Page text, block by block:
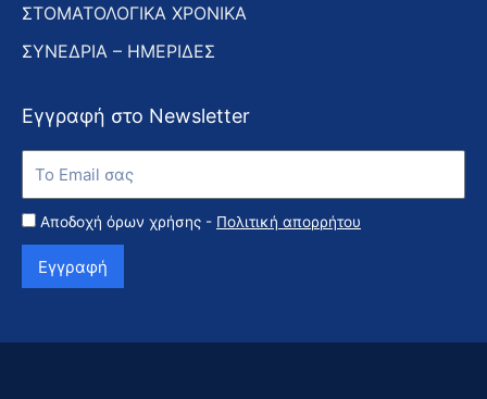
ΣΤΟΜΑΤΟΛΟΓΙΚΑ ΧΡΟΝΙΚΑ
ΣΥΝΕΔΡΙΑ – ΗΜΕΡΙΔΕΣ
Εγγραφή στο Newsletter
στο
Newsletter
Αποδοχή όρων χρήσης - Πολιτική απορρήτου
Εγγραφή